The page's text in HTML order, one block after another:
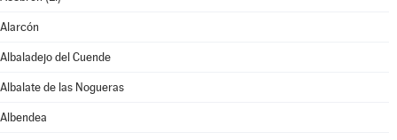
Alarcón
Albaladejo del Cuende
Albalate de las Nogueras
Albendea